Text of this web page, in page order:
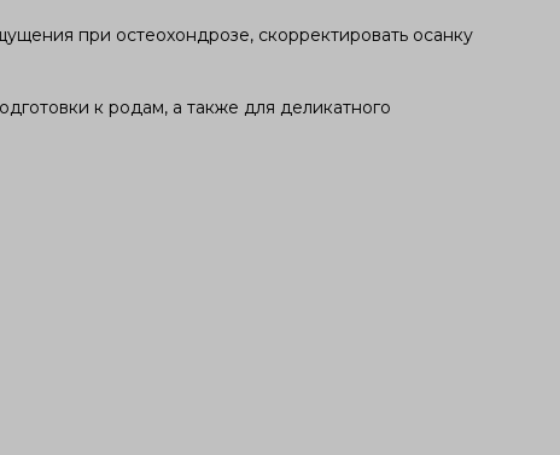
при остеохондрозе, скорректировать осанку
к родам, а также для деликатного